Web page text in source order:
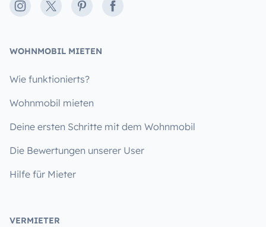
Instagram
X PinterestFacebook
WOHNMOBIL MIETEN
Wie funktionierts?
Wohnmobil mieten
Deine ersten Schritte mit dem Wohnmobil
Die Bewertungen unserer User
Hilfe für Mieter
VERMIETER